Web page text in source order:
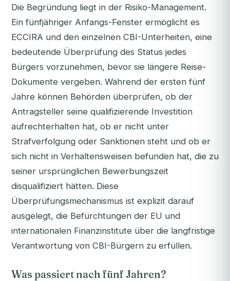
Die Begründung liegt in der Risiko-Management.
Ein fünfjähriger Anfangs-Fenster ermöglicht es
ECCIRA und den einzelnen CBI-Unterheiten, eine
bedeutende Überprüfung des Status jedes
Bürgers vorzunehmen, bevor sie längere Reise-
Dokumente vergeben. Während der ersten fünf
Jahre können Behörden überprüfen, ob der
Antragsteller seine qualifizierende Investition
aufrechterhalten hat, ob er nicht unter
Strafverfolgung oder Sanktionen steht und ob er
sich nicht in Verhaltensweisen befunden hat, die zu
seiner ursprünglichen Bewerbungszeit
disqualifiziert hätten. Diese
Überprüfungsmechanismus ist explizit darauf
ausgelegt, die Befürchtungen der EU und
internationalen Finanzinstitute über die langfristige
Verantwortung von CBI-Bürgern zu erfüllen.
Was passiert nach fünf Jahren?